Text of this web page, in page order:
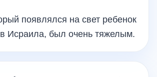
появлялся на свет ребенок
Исраила, был очень тяжелым.